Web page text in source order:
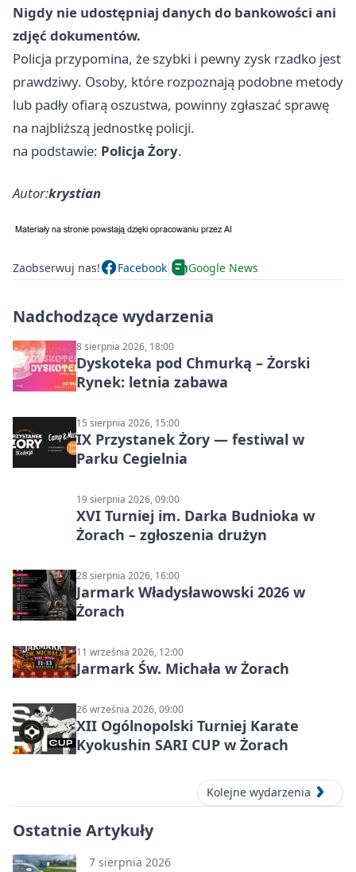
Nigdy nie udostępniaj danych do bankowości ani
zdjęć dokumentów.
Policja przypomina, że szybki i pewny zysk rzadko jest
prawdziwy. Osoby, które rozpoznają podobne metody
lub padły ofiarą oszustwa, powinny zgłaszać sprawę
na najbliższą jednostkę policji.
na podstawie: Policja Żory.
Autor:krystian
Zaobserwuj nas! Facebook Google News
Nadchodzące wydarzenia
8 sierpnia 2026, 18:00
Dyskoteka pod Chmurką – Żorski
Rynek: letnia zabawa
15 sierpnia 2026, 15:00
IX Przystanek Żory — festiwal w
Parku Cegielnia
19 sierpnia 2026, 09:00
XVI Turniej im. Darka Budnioka w
Żorach – zgłoszenia drużyn
28 sierpnia 2026, 16:00
Jarmark Władysławowski 2026 w
Żorach
11 września 2026, 12:00
Jarmark Św. Michała w Żorach
26 września 2026, 09:00
XII Ogólnopolski Turniej Karate
Kyokushin SARI CUP w Żorach
Kolejne wydarzenia
Ostatnie Artykuły
7 sierpnia 2026